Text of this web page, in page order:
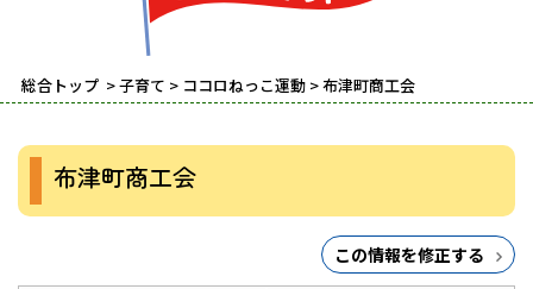
総合トップ >子育て > ココロねっこ運動 > 布津町商工会
布津町商工会
この情報を修正する